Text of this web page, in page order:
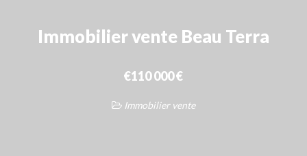
Immobilier vente Beau Terra
€110 000 €
Immobilier vente